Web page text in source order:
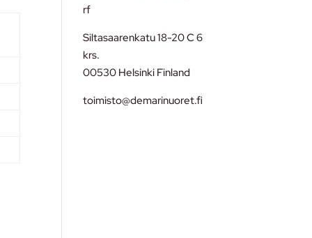
rf
Siltasaarenkatu 18-20 C 6
krs.
00530 Helsinki Finland
toimisto@demarinuoret.fi